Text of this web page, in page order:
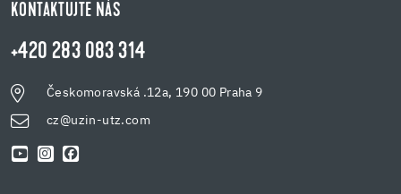
KONTAKTUJTE NÁS
+420 283 083 314
Českomoravská .12a, 190 00 Praha 9
cz@uzin-utz.com